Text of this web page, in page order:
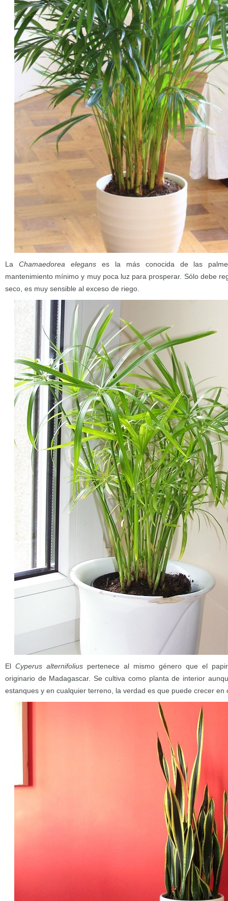
La Chamaedorea elegans es la más conocida de las
mantenimiento mínimo y muy poca luz para prosperar. Sólo debe
seco, es muy sensible al exceso de riego.
El Cyperus alternifolius pertenece al mismo género que el
originario de Madagascar. Se cultiva como planta de interior
estanques y en cualquier terreno, la verdad es que puede crecer en